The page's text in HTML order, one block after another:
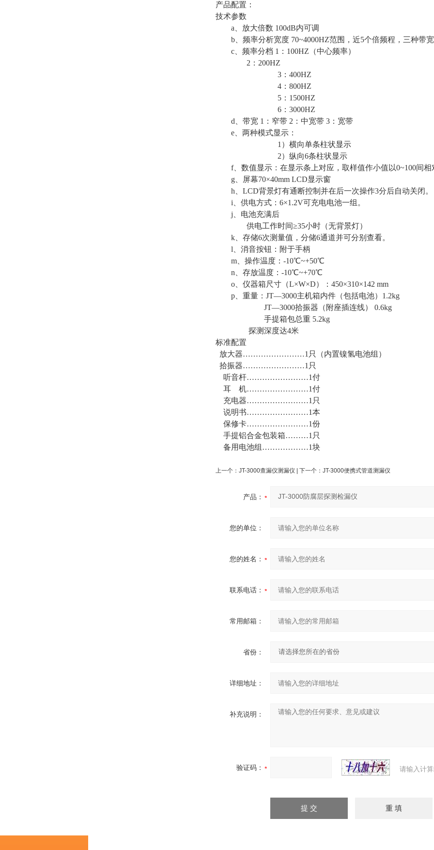
产品配置：
技术参数
a、放大倍数 100dB内可调
b、频率分析宽度 70~4000HZ范围，近5个倍频程，三种带宽
c、频率分档 1：100HZ（中心频率）
2：200HZ
3：400HZ
4：800HZ
5：1500HZ
6：3000HZ
d、带宽 1：窄带 2：中宽带 3：宽带
e、两种模式显示：
1）横向单条柱状显示
2）纵向6条柱状显示
f、数值显示：在显示条上对应，取样值作小值以0~100间相
g、屏幕70×40mm LCD显示窗
h、LCD背景灯有通断控制并在后一次操作3分后自动关闭。
i、供电方式：6×1.2V可充电电池一组。
j、电池充满后
供电工作时间≥35小时（无背景灯）
k、存储6次测量值，分储6通道并可分别查看。
l、消音按钮：附于手柄
m、操作温度：-10℃~+50℃
n、存放温度：-10℃~+70℃
o、仪器箱尺寸（L×W×D）：450×310×142 mm
p、重量：JT—3000主机箱内件（包括电池）1.2kg
JT—3000拾振器（附座插连线） 0.6kg
手提箱包总重 5.2kg
探测深度达4米
标准配置
放大器……………………1只（内置镍氢电池组）
拾振器……………………1只
听音杆……………………1付
耳 机……………………1付
充电器……………………1只
说明书……………………1本
保修卡……………………1份
手提铝合金包装箱………1只
备用电池组………………1块
上一个： JT-3000查漏仪测漏仪 | 下一个： JT-3000便携式管道测漏仪
产品：
您的单位：
您的姓名：
联系电话：
常用邮箱：
省份：
详细地址：
补充说明：
验证码： 请输入计